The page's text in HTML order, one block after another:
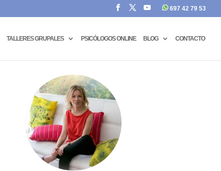
697 42 79 53
TALLERES GRUPALES PSICÓLOGOS ONLINE BLOG CONTACTO